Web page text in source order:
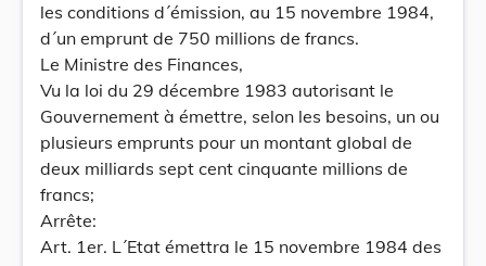
les conditions d´émission, au 15 novembre 1984,
d´un emprunt de 750 millions de francs.
Le Ministre des Finances,
Vu la loi du 29 décembre 1983 autorisant le
Gouvernement à émettre, selon les besoins, un ou
plusieurs emprunts pour un montant global de
deux milliards sept cent cinquante millions de
francs;
Arrête:
Art. 1er. L´Etat émettra le 15 novembre 1984 des